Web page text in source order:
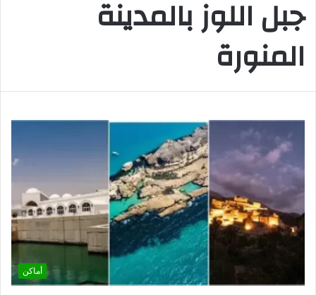
جبل اللوز بالمدينة
المنورة
أماكن